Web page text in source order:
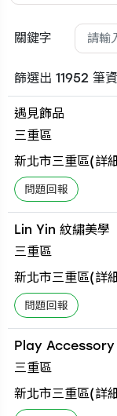
關鍵字
篩選出 11952 筆
遇見飾品
三重區
新北市三重區(詳
Lin Yin 紋繡美學
三重區
新北市三重區(詳
Play Accessory
三重區
新北市三重區(詳